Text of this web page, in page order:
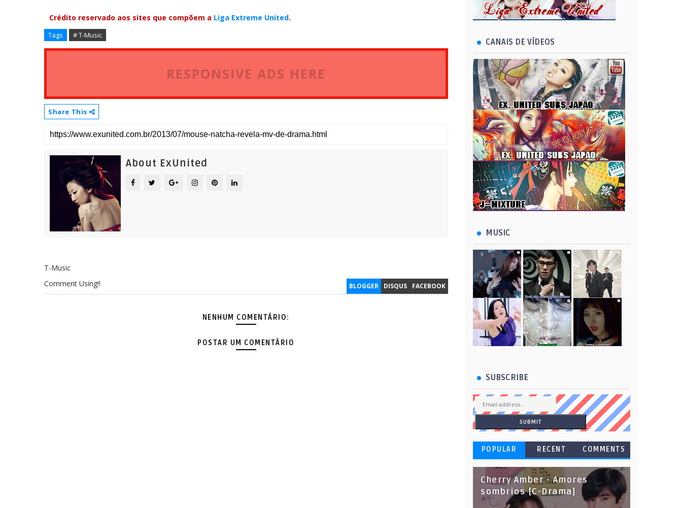
Crédito reservado aos sites que compõem a Liga Extreme United.
Tags # T-Music
RESPONSIVE ADS HERE
Share This
About ExUnited
T-Music
BLOGGER DISQUS FACEBOOK
Comment Using!!
NENHUM COMENTÁRIO:
POSTAR UM COMENTÁRIO
CANAIS DE VÍDEOS
MUSIC
SUBSCRIBE
POPULAR RECENT COMMENTS
Cherry Amber - Amores
sombrios [C-Drama]